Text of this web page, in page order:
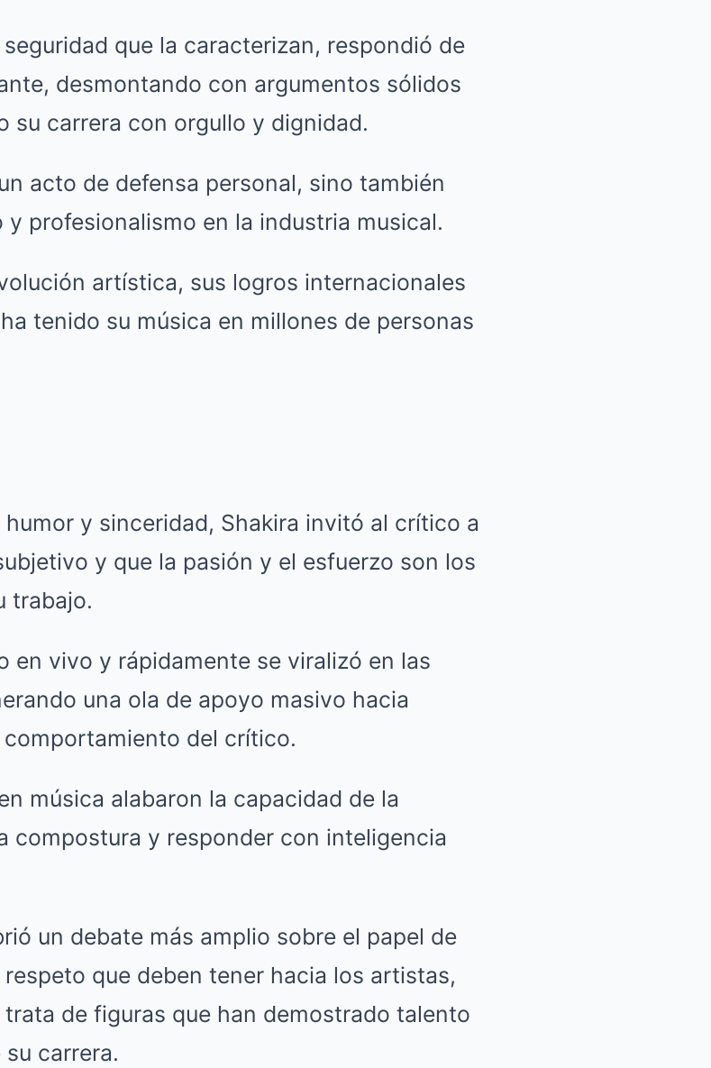
que la caracterizan, respondió de
desmontando con argumentos sólidos
su carrera con orgullo y dignidad.
acto de defensa personal, sino también
profesionalismo en la industria musical.
artística, sus logros internacionales
tenido su música en millones de personas
y sinceridad, Shakira invitó al crítico a
y que la pasión y el esfuerzo son los
trabajo.
en vivo y rápidamente se viralizó en las
una ola de apoyo masivo hacia
del crítico.
música alabaron la capacidad de la
compostura y responder con inteligencia
un debate más amplio sobre el papel de
que deben tener hacia los artistas,
de figuras que han demostrado talento
carrera.